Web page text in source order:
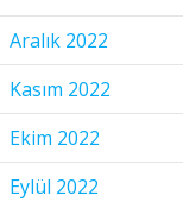
Aralık 2022
Kasım 2022
Ekim 2022
Eylül 2022